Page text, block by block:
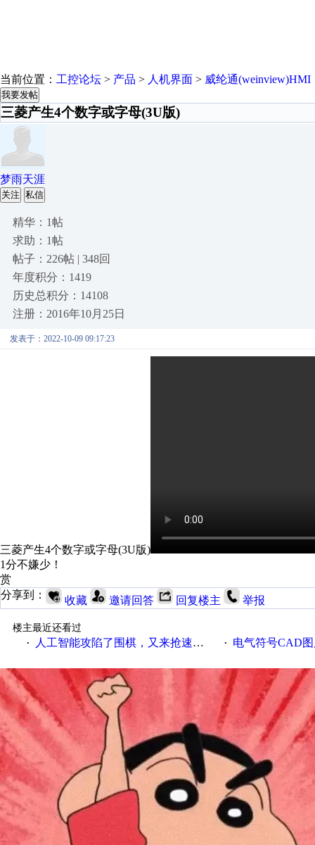
当前位置： 工控论坛 > 产品 > 人机界面 > 威纶通(weinview)HMI
我要发帖
三菱产生4个数字或字母(3U版)
梦雨天涯
关注 私信
精华：1帖
求助：1帖
帖子：226帖 | 348回
年度积分：1419
历史总积分：14108
注册：2016年10月25日
发表于：2022-10-09 09:17:23
三菱产生4个数字或字母(3U版)
1分不嫌少！
赏
分享到：
收藏 邀请回答 回复楼主 举报
楼主最近还看过
·
人工智能攻陷了围棋，又来抢速记员的饭碗了！ · 电气符号CAD